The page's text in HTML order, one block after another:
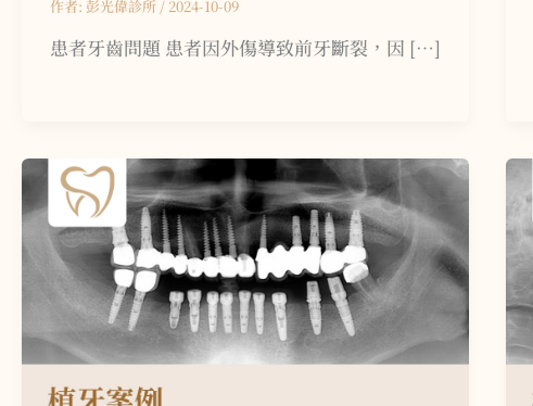
作者: 彭光偉診所 / 2024-10-09
患者牙齒問題 患者因外傷導致前牙斷裂，因 […]